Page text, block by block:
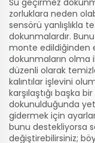
zorluklara neden
sensörü yanlışlıkla
dokunmalardır.
monte edildiğinden
dokunmaların olma
düzenli olarak
kalıntılar işlevini
karşılaştığı başka
dokunulduğunda
gidermek için
bunu destekliyorsa
değiştirebilirsiniz;